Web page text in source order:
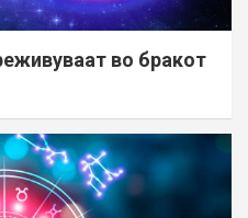
во бракот